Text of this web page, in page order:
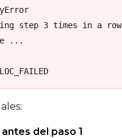
step 3 times in a row
...
antes del paso 1